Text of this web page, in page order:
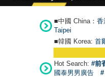
■中國 China： 香
Taipei
■韓國 Korea: 首
Hot Search: #前
國泰男男廣告